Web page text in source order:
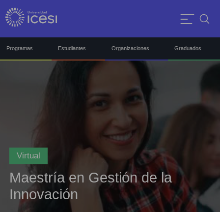
Programas Estudiantes Organizaciones Graduados
Virtual
Maestría en Gestión de la
Innovación